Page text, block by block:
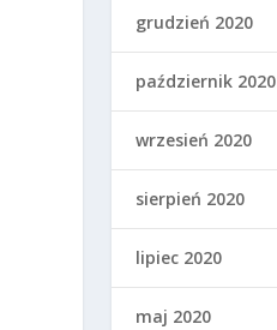
grudzień 2020
październik 2020
wrzesień 2020
sierpień 2020
lipiec 2020
maj 2020